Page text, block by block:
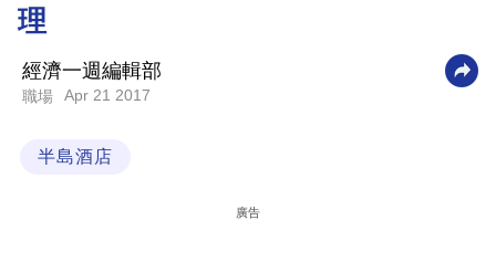
業
科
理
經濟一週編輯部
職場 Apr 21 2017
半島酒店
廣告